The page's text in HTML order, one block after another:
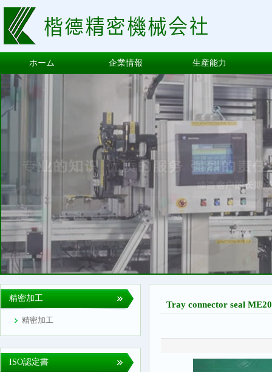
ホーム 企業情報 生産能力
精密加工
精密加工
ISO認定書
Tray connector seal